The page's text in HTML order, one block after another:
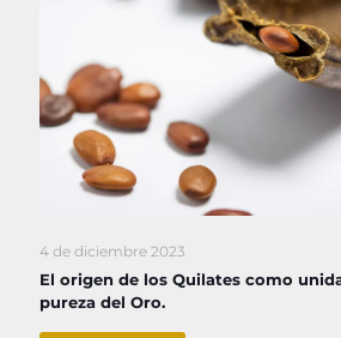
4 de diciembre 2023
El origen de los Quilates como
pureza del Oro.